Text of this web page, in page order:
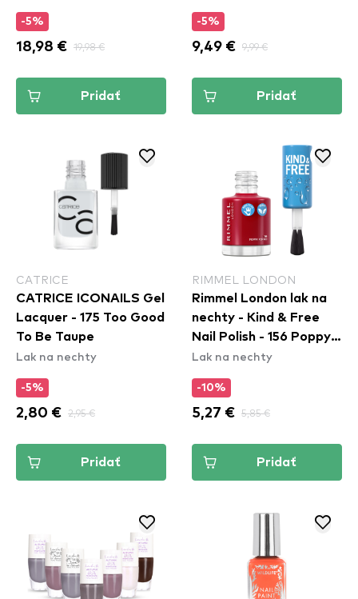
-5%
18,98 € 19,98 €
Pridať
-5%
9,49 € 9,99 €
Pridať
CATRICE
CATRICE ICONAILS Gel
Lacquer - 175 Too Good
To Be Taupe
Lak na nechty
-5%
2,80 € 2,95 €
Pridať
RIMMEL LONDON
Rimmel London lak na
nechty - Kind & Free
Nail Polish - 156 Poppy
Pop Red
Lak na nechty
-10%
5,27 € 5,85 €
Pridať